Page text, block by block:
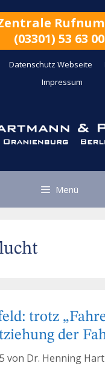
(03301) 53 63 00
Datenschutz Webseite
Impressum
Menü
trotz
der
von Dr. Henning